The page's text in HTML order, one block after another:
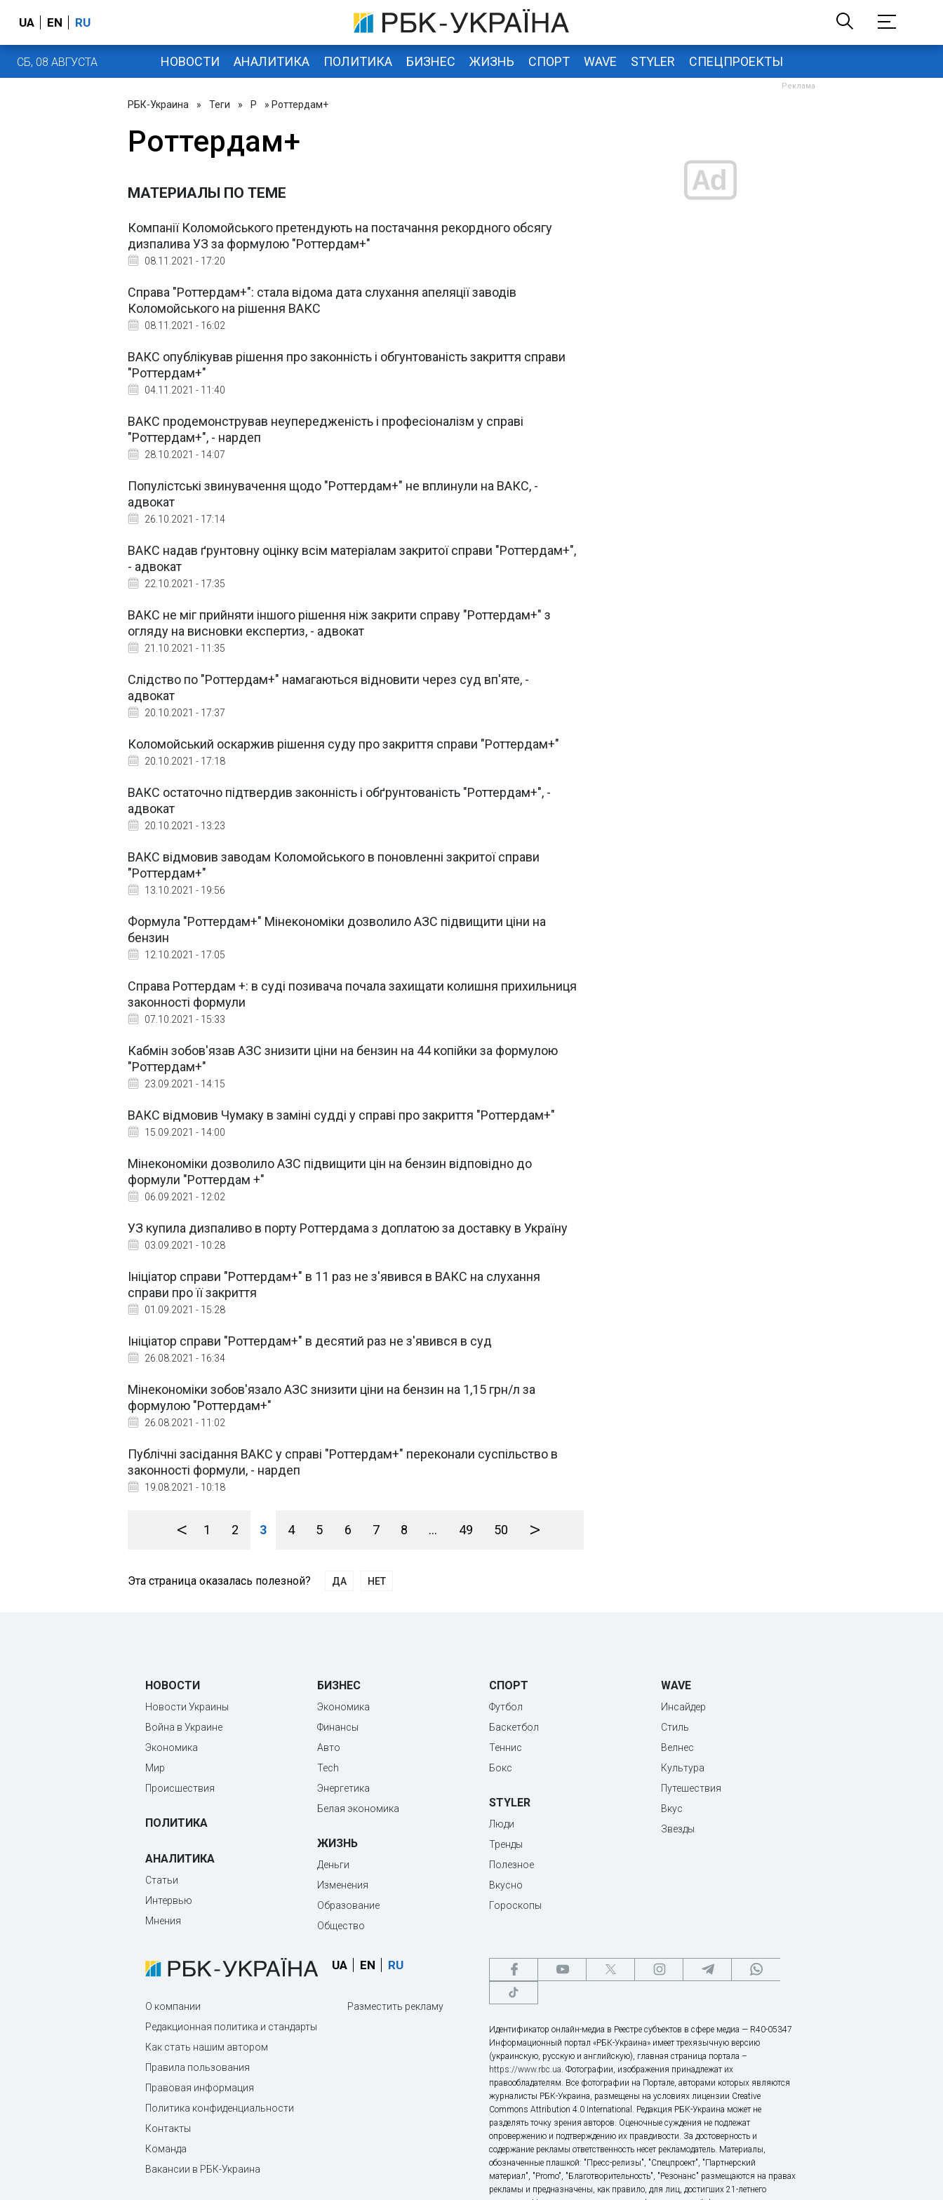
UA EN RU
СБ, 08 АВГУСТА НОВОСТИ АНАЛИТИКА ПОЛИТИКА БИЗНЕС ЖИЗНЬ СПОРТ WAVE STYLER СПЕЦПРОЕКТЫ
РБК-Украина » Теги » Р » Роттердам+
Роттердам+
МАТЕРИАЛЫ ПО ТЕМЕ
Компанії Коломойського претендують на постачання рекордного обсягу
дизпалива УЗ за формулою "Роттердам+"
08.11.2021 - 17:20
Справа "Роттердам+": стала відома дата слухання апеляції заводів
Коломойського на рішення ВАКС
08.11.2021 - 16:02
ВАКС опублікував рішення про законність і обгунтованість закриття справи
"Роттердам+"
04.11.2021 - 11:40
ВАКС продемонстрував неупередженість і професіоналізм у справі
"Роттердам+", - нардеп
28.10.2021 - 14:07
Популістські звинувачення щодо "Роттердам+" не вплинули на ВАКС, -
адвокат
26.10.2021 - 17:14
ВАКС надав ґрунтовну оцінку всім матеріалам закритої справи "Роттердам+",
- адвокат
22.10.2021 - 17:35
ВАКС не міг прийняти іншого рішення ніж закрити справу "Роттердам+" з
огляду на висновки експертиз, - адвокат
21.10.2021 - 11:35
Слідство по "Роттердам+" намагаються відновити через суд вп'яте, -
адвокат
20.10.2021 - 17:37
Коломойський оскаржив рішення суду про закриття справи "Роттердам+"
20.10.2021 - 17:18
ВАКС остаточно підтвердив законність і обґрунтованість "Роттердам+", -
адвокат
20.10.2021 - 13:23
ВАКС відмовив заводам Коломойського в поновленні закритої справи
"Роттердам+"
13.10.2021 - 19:56
Формула "Роттердам+" Мінекономіки дозволило АЗС підвищити ціни на
бензин
12.10.2021 - 17:05
Справа Роттердам +: в суді позивача почала захищати колишня прихильниця
законності формули
07.10.2021 - 15:33
Кабмін зобов'язав АЗС знизити ціни на бензин на 44 копійки за формулою
"Роттердам+"
23.09.2021 - 14:15
ВАКС відмовив Чумаку в заміні судді у справі про закриття "Роттердам+"
15.09.2021 - 14:00
Мінекономіки дозволило АЗС підвищити цін на бензин відповідно до
формули "Роттердам +"
06.09.2021 - 12:02
УЗ купила дизпаливо в порту Роттердама з доплатою за доставку в Україну
03.09.2021 - 10:28
Ініціатор справи "Роттердам+" в 11 раз не з'явився в ВАКС на слухання
справи про її закриття
01.09.2021 - 15:28
Ініціатор справи "Роттердам+" в десятий раз не з'явився в суд
26.08.2021 - 16:34
Мінекономіки зобов'язало АЗС знизити ціни на бензин на 1,15 грн/л за
формулою "Роттердам+"
26.08.2021 - 11:02
Публічні засідання ВАКС у справі "Роттердам+" переконали суспільство в
законності формули, - нардеп
19.08.2021 - 10:18
< 1 2 3 4 5 6 7 8 ... 49 50 >
Эта страница оказалась полезной? ДА НЕТ
НОВОСТИ
Новости Украины
Война в Украине
Экономика
Мир
Происшествия
ПОЛИТИКА
АНАЛИТИКА
Статьи
Интервью
Мнения
БИЗНЕС
Экономика
Финансы
Авто
Tech
Энергетика
Белая экономика
ЖИЗНЬ
Деньги
Изменения
Образование
Общество
СПОРТ
Футбол
Баскетбол
Теннис
Бокс
STYLER
Люди
Тренды
Полезное
Вкусно
Гороскопы
WAVE
Инсайдер
Стиль
Велнес
Культура
Путешествия
Вкус
Звезды
UA EN RU
О компании
Редакционная политика и стандарты
Как стать нашим автором
Правила пользования
Правовая информация
Политика конфиденциальности
Контакты
Команда
Вакансии в РБК-Украина
Разместить рекламу
Идентификатор онлайн-медиа в Реестре субъектов в сфере медиа — R40-05347
Информационный портал «РБК-Украина» имеет трехязычную версию
(украинскую, русскую и английскую), главная страница портала –
https://www.rbc.ua. Фотографии, изображения принадлежат их
правообладателям. Все фотографии на Портале, авторами которых являются
журналисты РБК-Украина, размещены на условиях лицензии Creative
Commons Attribution 4.0 International. Редакция РБК-Украина может не
разделять точку зрения авторов. Оценочные суждения не подлежат
опровержению и подтверждению их правдивости. За достоверность и
содержание рекламы ответственность несет рекламодатель. Материалы,
обозначенные плашкой: "Пресс-релизы", "Спецпроект", "Партнерский
материал", "Promo", "Благотворительность", "Резонанс" размещаются на правах
рекламы и предназначены, как правило, для лиц, достигших 21-летнего